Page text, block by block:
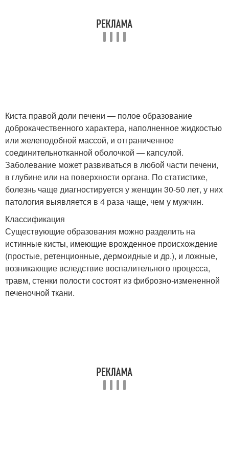
Киста правой доли печени — полое образование
доброкачественного характера, наполненное жидкостью
или желеподобной массой, и отграниченное
соединительнотканной оболочкой — капсулой.
Заболевание может развиваться в любой части печени,
в глубине или на поверхности органа. По статистике,
болезнь чаще диагностируется у женщин 30-50 лет, у них
патология выявляется в 4 раза чаще, чем у мужчин.
Классификация
Существующие образования можно разделить на
истинные кисты, имеющие врожденное происхождение
(простые, ретенционные, дермоидные и др.), и ложные,
возникающие вследствие воспалительного процесса,
травм, стенки полости состоят из фиброзно-измененной
печеночной ткани.